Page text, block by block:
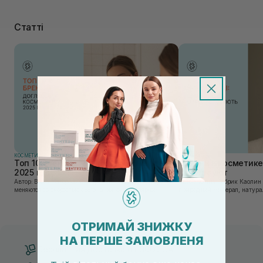
Статті
КОСМЕТИКА
Топ 10 брендов уходовой косметики в
2025 году
Автор: Вика Нагорная В современном мире, где тренды
меняются со скоростью света, а рынок популярной
косметики переполнен новыми предложениями, выбор
средства для ухода становится настоящим вызовом....
КОСМЕТИКА
Каолин в
используют
Автор: Юлия Цебрик Каолин в косметологии – это
природный минерал,
ОТРИМАЙ ЗНИЖКУ
НА ПЕРШЕ ЗАМОВЛЕНЯ